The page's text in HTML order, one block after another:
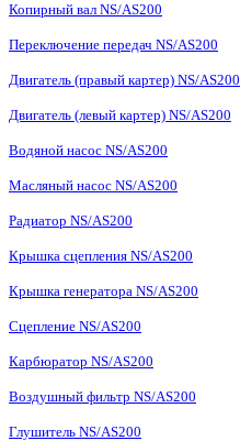
Копирный вал NS/AS200
Переключение передач NS/AS200
Двигатель (правый картер) NS/AS200
Двигатель (левый картер) NS/AS200
Водяной насос NS/AS200
Масляный насос NS/AS200
Радиатор NS/AS200
Крышка сцепления NS/AS200
Крышка генератора NS/AS200
Сцепление NS/AS200
Карбюратор NS/AS200
Воздушный фильтр NS/AS200
Глушитель NS/AS200